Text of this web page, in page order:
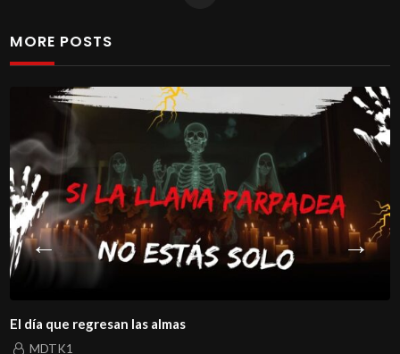
MORE POSTS
que regresan las almas
MDTK1